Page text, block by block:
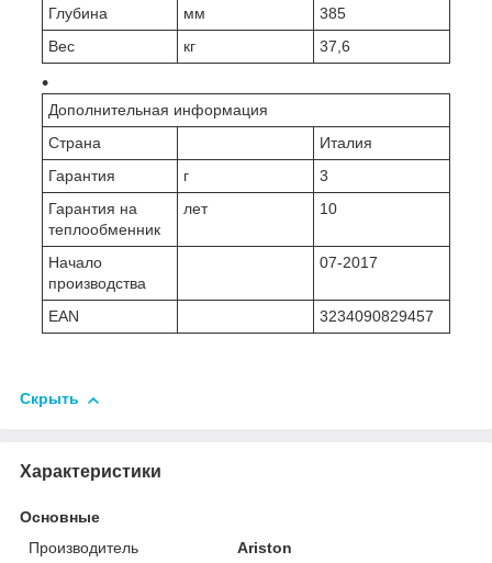
Глубина
мм
385
Вес
кг 37,6
Дополнительная информация
Страна
Италия
Гарантия
г
3
Гарантия на
теплообменник
лет 10
Начало
производства
07-2017
EAN 3234090829457
Скрыть
Характеристики
Основные
Производитель
Ariston